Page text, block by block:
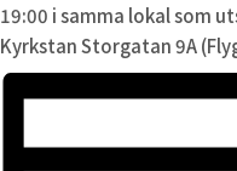
19:00 i samma lokal som
Kyrkstan Storgatan 9A